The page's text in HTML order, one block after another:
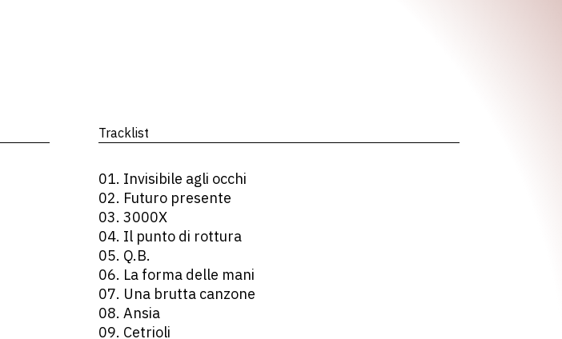
Tracklist
01. Invisibile agli occhi
02. Futuro presente
03. 3000X
04. Il punto di rottura
05. Q.B.
06. La forma delle mani
07. Una brutta canzone
08. Ansia
09. Cetrioli